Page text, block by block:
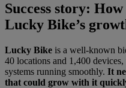
Success story:
Lucky Bike’s
Lucky Bike is a well-known
40 locations and 1,400
systems running smoothly. It
that could grow with it